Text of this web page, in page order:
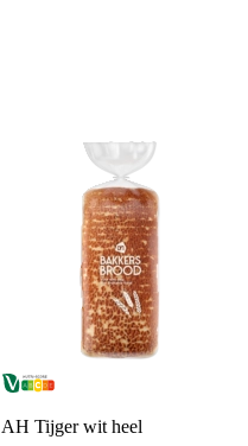
AH Tijger wit heel